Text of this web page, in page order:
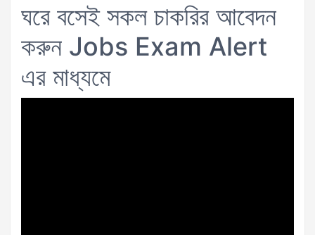
ঘরে বসেই সকল চাকরির আবেদন
করুন Jobs Exam Alert
এর মাধ্যমে